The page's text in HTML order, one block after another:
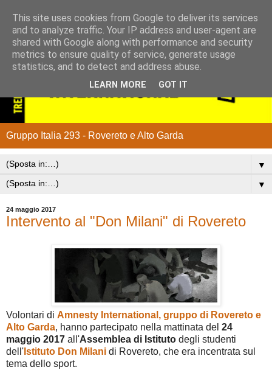
Gruppo Italia 293 - Rovereto e Alto Garda
▼
▼
24 maggio 2017
Intervento al "Don Milani" di Rovereto
Volontari di Amnesty International, gruppo di Rovereto e
Alto Garda, hanno partecipato nella mattinata del 24
maggio 2017 all'Assemblea di Istituto degli studenti
dell' Istituto Don Milani di Rovereto, che era incentrata sul
tema dello sport.
This site uses cookies from Google to deliver its services
and to analyze traffic. Your IP address and user-agent are
shared with Google along with performance and security
metrics to ensure quality of service, generate usage
statistics, and to detect and address abuse.
LEARN MORE GOT IT